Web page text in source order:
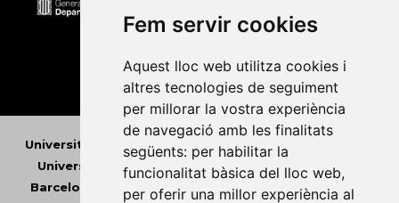
Fem servir cookies
Aquest lloc web utilitza cookies i
altres tecnologies de seguiment
per millorar la vostra experiència
de navegació amb les finalitats
següents: per habilitar la
funcionalitat bàsica del lloc web,
per oferir una millor experiència al
Universitat Abat Oliba CEU •Universitat d'Alacant
Universitat d'Andorra
•
Universitat Autònoma de
Barcelona
Universitat de Barcelona
Universitat